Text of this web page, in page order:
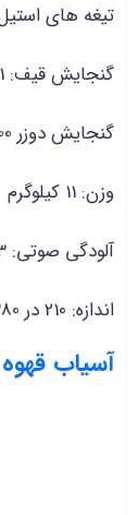
تیغه های
گنجایش قیف: 1 کیلو گرم
گنجایش دوزر 300 گرم
وزن: 11 کیلوگرم
آلودگی صوتی: 63 دسی بل
اندازه: 210 در 380 در 510 میلی متر
آسیاب